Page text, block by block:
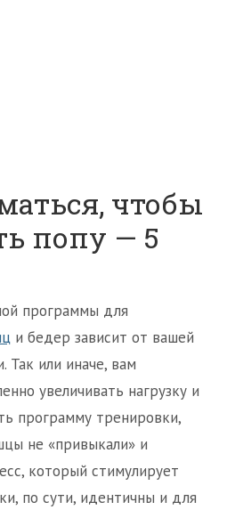
чтобы
попу — 5
программы для
и бедер зависит от вашей
Так или иначе, вам
увеличивать нагрузку и
программу тренировки,
не «привыкали» и
который стимулирует
по сути, идентичны и для